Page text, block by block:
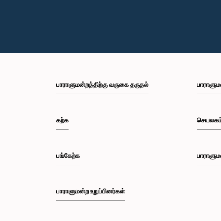
பாராளுமன்றத்திற்கு வருகை தருதல்
கற்க
பங்கேற்க
பாராளுமன்ற உறுப்பினர்கள்